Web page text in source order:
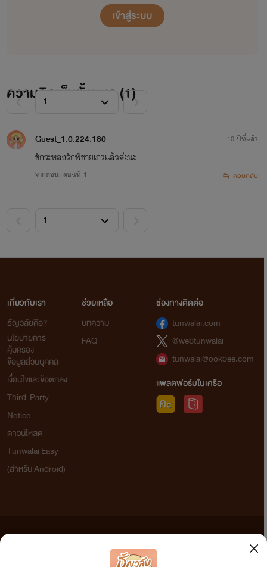
คณะ นิเทศน์ศาสตร์ ปี 2 ดาวคณะ
เป็นคนหน้าตาสวยและแต่งตัวแรง นิสัย ห้าวและชอบพูดเสียงดัง
เป็นลูกสาวคนโตของนักธุรกิจชื่อดัง
คณะ วิศวกรรมศาสตร์ ปี 2 ดาวคณะ
เข้าสู่ระบบ
ความคิดเห็นทั้งหมด (1)
Guest_1.0.224.180
ชักจะหลงรักพี่ชายเกวแล้วล่ะนะ
จากตอน: ตอนที่ 1
10 ปีที่แล้ว
ตอบกลับ
เกี่ยวกับเรา
ธัญวลัยคือ?
นโยบายการ
คุ้มครอง
ข้อมูลส่วนบุคคล
เงื่อนไขและข้อตกลง
Third-Party
Notice
ดาวน์โหลด
Tunwalai Easy
(สำหรับ Android)
ช่วยเหลือ
บทความ
FAQ
ช่องทางติดต่อ
tunwalai.com
@webtunwalai
tunwalai@ookbee.com
แพลตฟอร์มในเครือ
เว็บไซต์แห่งนี้ไม่ได้เห็นด้วยและไม่ขอรับผิดชอบต่อข้อความใดๆ ทั้งสิ้น ดังนั้นผู้อ่านทุกท่านโปรดใช้